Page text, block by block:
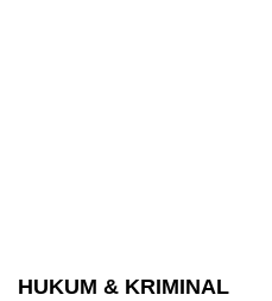
HUKUM & KRIMINAL